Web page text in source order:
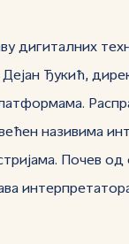
дигиталних
Ђукић,
називима
Почев